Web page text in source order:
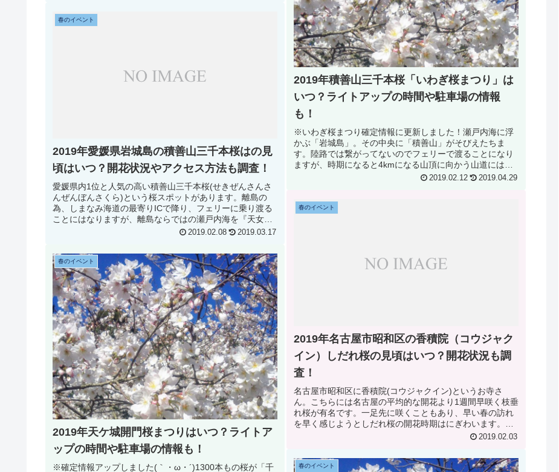
2019年積善山三千本桜「いわぎ桜まつり」は
いつ？ライトアップの時間や駐車場の情報
も！
※いわぎ桜まつり確定情報に更新しました！瀬戸内海に浮
かぶ「岩城島」。その中央に「積善山」がそびえたちま
す。陸路では繋がってないのでフェリーで渡ることになり
ますが、時期になると4kmになる山頂に向かう山道には三
千本にも及ぶ桜(今では四千本ある...2019.02.12 2019.04.29
春のイベント
2019年愛媛県岩城島の積善山三千本桜はの見
頃はいつ？開花状況やアクセス方法も調査！
愛媛県内1位と人気の高い積善山三千本桜(せきぜんさんさ
んぜんぼんさくら)という桜スポットがあります。離島の
為、しまなみ海道の最寄りICで降り、フェリーに乗り渡る
ことにはなりますが、離島ならではの瀬戸内海を『天女の
2019.02.08 2019.03.17
春のイベント
2019年名古屋市昭和区の香積院（コウジャク
イン）しだれ桜の見頃はいつ？開花状況も調
査！
名古屋市昭和区に香積院(コウジャクイン)というお寺さ
ん。こちらには名古屋の平均的な開花より1週間早咲く枝垂
れ桜が有名です。一足先に咲くこともあり、早い春の訪れ
を早く感じようとしだれ桜の開花時期はにぎわいます。そ
2019.02.03
春のイベント
2019年天ケ城開門桜まつりはいつ？ライトア
ップの時間や駐車場の情報も！
※確定情報アップしました(｀・ω・´)1300本もの桜が「千 春のイベント